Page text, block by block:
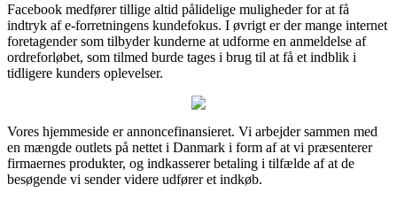
Facebook medfører tillige altid pålidelige muligheder for at få
indtryk af e-forretningens kundefokus. I øvrigt er der mange internet
foretagender som tilbyder kunderne at udforme en anmeldelse af
ordreforløbet, som tilmed burde tages i brug til at få et indblik i
tidligere kunders oplevelser.
Vores hjemmeside er annoncefinansieret. Vi arbejder sammen med
en mængde outlets på nettet i Danmark i form af at vi præsenterer
firmaernes produkter, og indkasserer betaling i tilfælde af at de
besøgende vi sender videre udfører et indkøb.